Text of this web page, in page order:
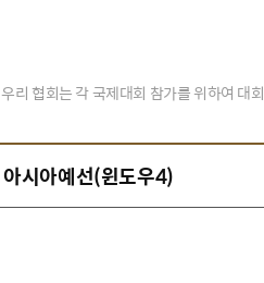
우리 협회는 각 국제대회 참가를 위하여 대
시아예선(윈도우4)